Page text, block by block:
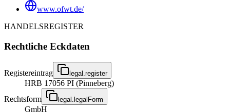
www.ofwt.de/
HANDELSREGISTER
Rechtliche Eckdaten
Registereintrag legal.register
HRB 17056 PI (Pinneberg)
Rechtsform
legal.legalForm
GmbH